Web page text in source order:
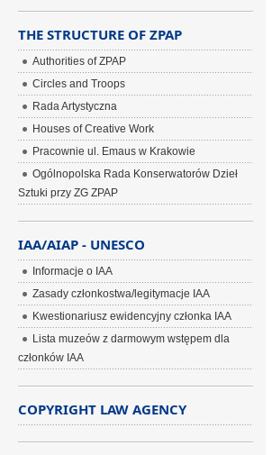
THE STRUCTURE OF ZPAP
Authorities of ZPAP
Circles and Troops
Rada Artystyczna
Houses of Creative Work
Pracownie ul. Emaus w Krakowie
Ogólnopolska Rada Konserwatorów Dzieł
Sztuki przy ZG ZPAP
IAA/AIAP - UNESCO
Informacje o IAA
Zasady członkostwa/legitymacje IAA
Kwestionariusz ewidencyjny członka IAA
Lista muzeów z darmowym wstępem dla
członków IAA
COPYRIGHT LAW AGENCY